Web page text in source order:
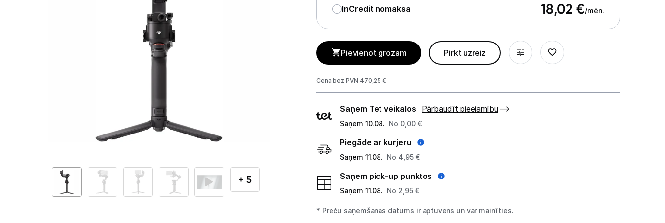
Telefoni, planšetdatori
Viedpulksteņi un aproces
Video novērošanas kameras
+ 5
InCredit nomaksa 18,02 €/mēn.
Pievienot grozam Pirkt uzreiz
Cena bez PVN 470,25 €
Piegādes
veidi
Saņem Tet veikalos Pārbaudīt pieejamību
Saņem 10.08. No 0,00 €
Piegāde ar kurjeru
Saņem 11.08. No 4,95 €
Saņem pick-up punktos
Saņem 11.08. No 2,95 €
* Preču saņemšanas datums ir aptuvens un var mainīties.